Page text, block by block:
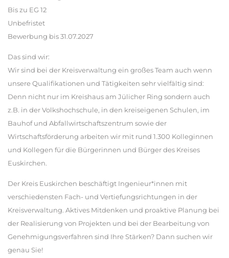
Bis zu EG 12
Unbefristet
Bewerbung bis 31.07.2027
Das sind wir:
Wir sind bei der Kreisverwaltung ein großes Team auch wenn
unsere Qualifikationen und Tätigkeiten sehr vielfältig sind:
Denn nicht nur im Kreishaus am Jülicher Ring sondern auch
z.B. in der Volkshochschule, in den kreiseigenen Schulen, im
Bauhof und Abfallwirtschaftszentrum sowie der
Wirtschaftsförderung arbeiten wir mit rund 1.300 Kolleginnen
und Kollegen für die Bürgerinnen und Bürger des Kreises
Euskirchen.
Der Kreis Euskirchen beschäftigt Ingenieur*innen mit
verschiedensten Fach- und Vertiefungsrichtungen in der
Kreisverwaltung. Aktives Mitdenken und proaktive Planung bei
der Realisierung von Projekten und bei der Bearbeitung von
Genehmigungsverfahren sind Ihre Stärken? Dann suchen wir
genau Sie!